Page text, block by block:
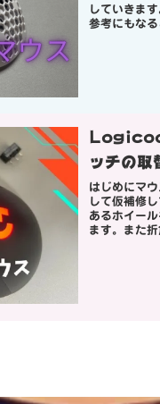
していきま
参考にもな
ッチの取
はじめにマ
して仮補修
あるホイー
ます。また